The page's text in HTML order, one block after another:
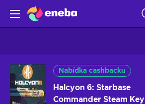
Nabídka cashbacku
Halcyon 6: Starbase
Commander Steam Key